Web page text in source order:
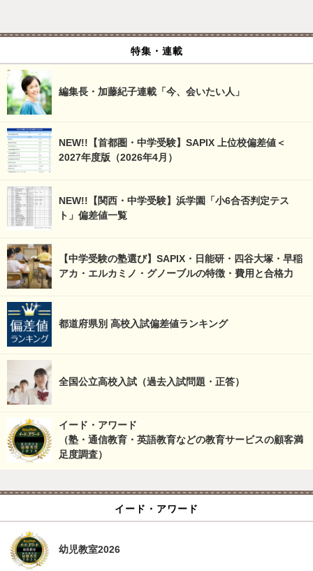
特集・連載
編集長・加藤紀子連載「今、会いたい人」
NEW!!【首都圏・中学受験】SAPIX 上位校偏差値＜
2027年度版（2026年4月）
NEW!!【関西・中学受験】浜学園「小6合否判定テス
ト」偏差値一覧
【中学受験の塾選び】SAPIX・日能研・四谷大塚・早稲
アカ・エルカミノ・グノーブルの特徴・費用と合格力
都道府県別 高校入試偏差値ランキング
全国公立高校入試（過去入試問題・正答）
イード・アワード
（塾・通信教育・英語教育などの教育サービスの顧客満
足度調査）
イード・アワード
幼児教室2026